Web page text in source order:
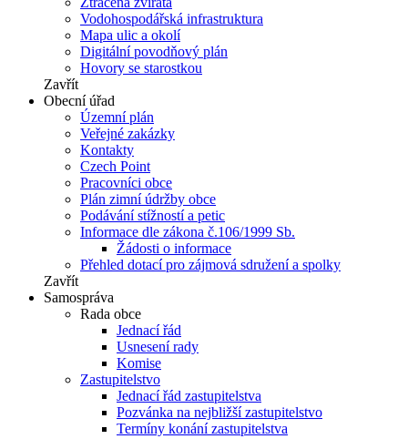
Vodohospodářská infrastruktura
Mapa ulic a okolí
Digitální povodňový plán
Hovory se starostkou
Zavřít
Obecní úřad
Územní plán
Veřejné zakázky
Kontakty
Czech Point
Pracovníci obce
Plán zimní údržby obce
Podávání stížností a petic
Informace dle zákona č.106/1999 Sb.
Žádosti o informace
Přehled dotací pro zájmová sdružení a spolky
Zavřít
Samospráva
Rada obce
Jednací řád
Usnesení rady
Komise
Zastupitelstvo
Jednací řád zastupitelstva
Pozvánka na nejbližší zastupitelstvo
Termíny konání zastupitelstva